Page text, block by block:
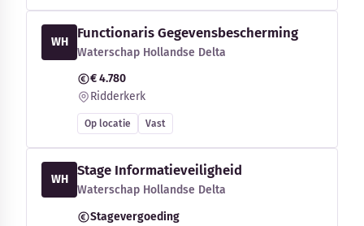
WH
Functionaris Gegevensbescherming
Waterschap Hollandse Delta
€ 4.780
Ridderkerk
Op locatie Vast
WH
Stage Informatieveiligheid
Waterschap Hollandse Delta
Stagevergoeding